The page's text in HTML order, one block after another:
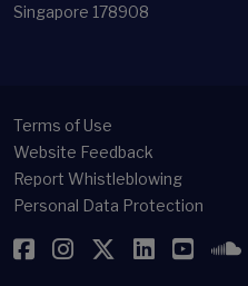
Singapore 178908
Terms of Use
Website Feedback
Report Whistleblowing
Personal Data Protection
Facebook
Instagram
Twitter
LinkedIn